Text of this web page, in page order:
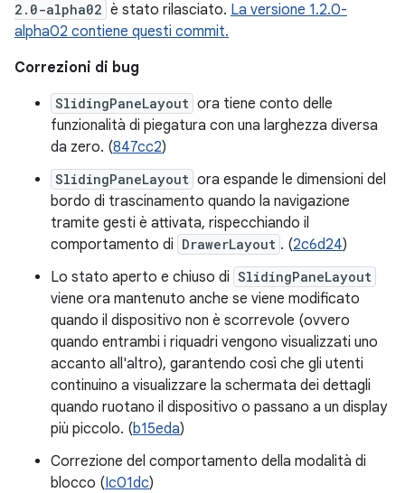
2.0-alpha02 è stato rilasciato. La versione 1.2.0-
alpha02 contiene questi commit.
Correzioni di bug
SlidingPaneLayout ora tiene conto delle
funzionalità di piegatura con una larghezza diversa
da zero. (847cc2)
SlidingPaneLayout ora espande le dimensioni del
bordo di trascinamento quando la navigazione
tramite gesti è attivata, rispecchiando il
comportamento di DrawerLayout . (2c6d24)
Lo stato aperto e chiuso di SlidingPaneLayout
viene ora mantenuto anche se viene modificato
quando il dispositivo non è scorrevole (ovvero
quando entrambi i riquadri vengono visualizzati uno
accanto all'altro), garantendo così che gli utenti
continuino a visualizzare la schermata dei dettagli
quando ruotano il dispositivo o passano a un display
più piccolo. (b15eda)
Correzione del comportamento della modalità di
blocco (Ic01dc)